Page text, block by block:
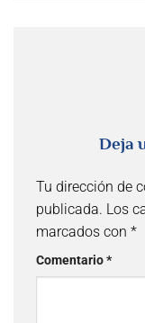
Deja
Tu dirección de
publicada. Los
marcados con *
Comentario*